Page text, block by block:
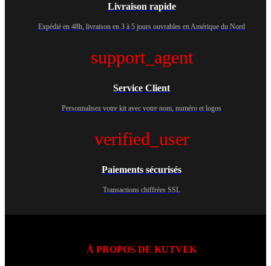
Livraison rapide
Expédié en 48h, livraison en 3 à 5 jours ouvrables en Amérique du Nord
support_agent
Service Client
Personnalisez votre kit avec votre nom, numéro et logos
verified_user
Paiements sécurisés
Transactions chiffrées SSL
À PROPOS DE KUTVEK